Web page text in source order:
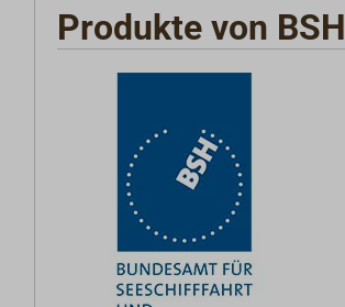
Produkte von BSH